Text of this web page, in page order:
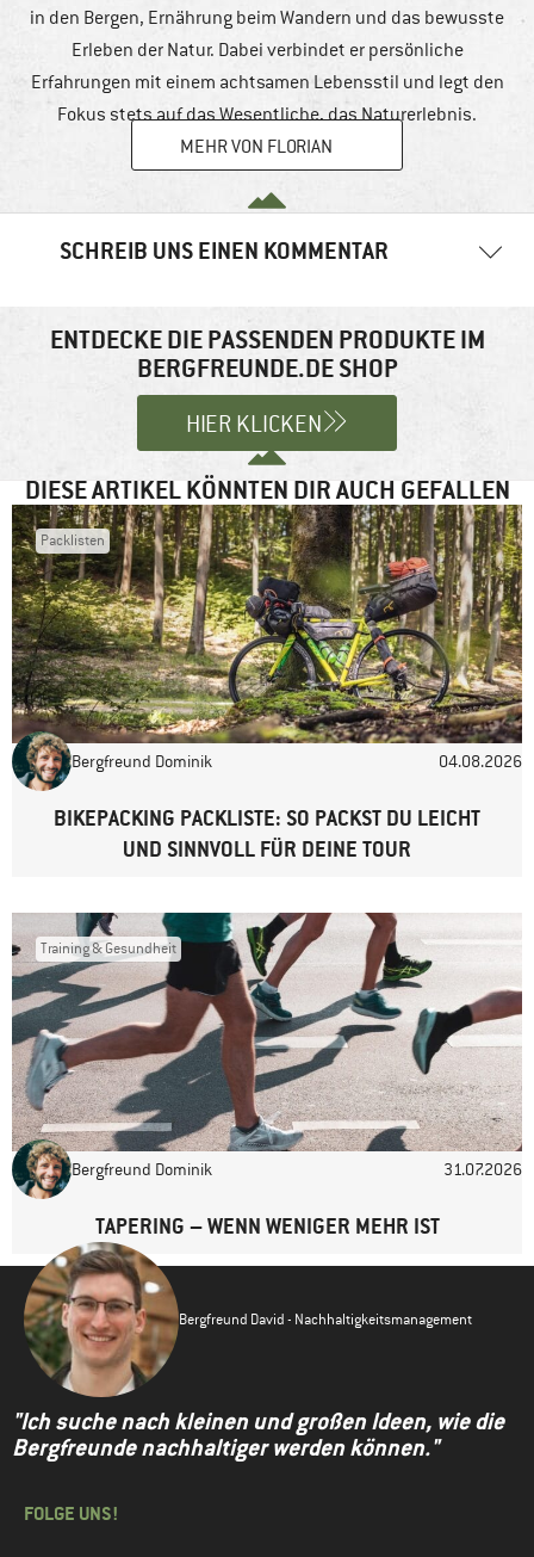
in den Bergen, Ernährung beim Wandern und das bewusste
Erleben der Natur. Dabei verbindet er persönliche
Erfahrungen mit einem achtsamen Lebensstil und legt den
Fokus stets auf das Wesentliche, das Naturerlebnis.
MEHR VON FLORIAN
SCHREIB UNS EINEN KOMMENTAR
Felder sind mit*markiert
Name*
E-Mail-Adresse*
Website
ENTDECKE DIE PASSENDEN PRODUKTE IM
BERGFREUNDE.DE SHOP
HIER KLICKEN
DIESE ARTIKEL KÖNNTEN DIR AUCH GEFALLEN
Packlisten
Bergfreund Dominik 04.08.2026
BIKEPACKING PACKLISTE: SO PACKST DU LEICHT
UND SINNVOLL FÜR DEINE TOUR
Training & Gesundheit
Bergfreund Dominik 31.07.2026
TAPERING – WENN WENIGER MEHR IST
Bergfreund David - Nachhaltigkeitsmanagement
"Ich suche nach kleinen und großen Ideen, wie die
Bergfreunde nachhaltiger werden können."
FOLGE UNS!